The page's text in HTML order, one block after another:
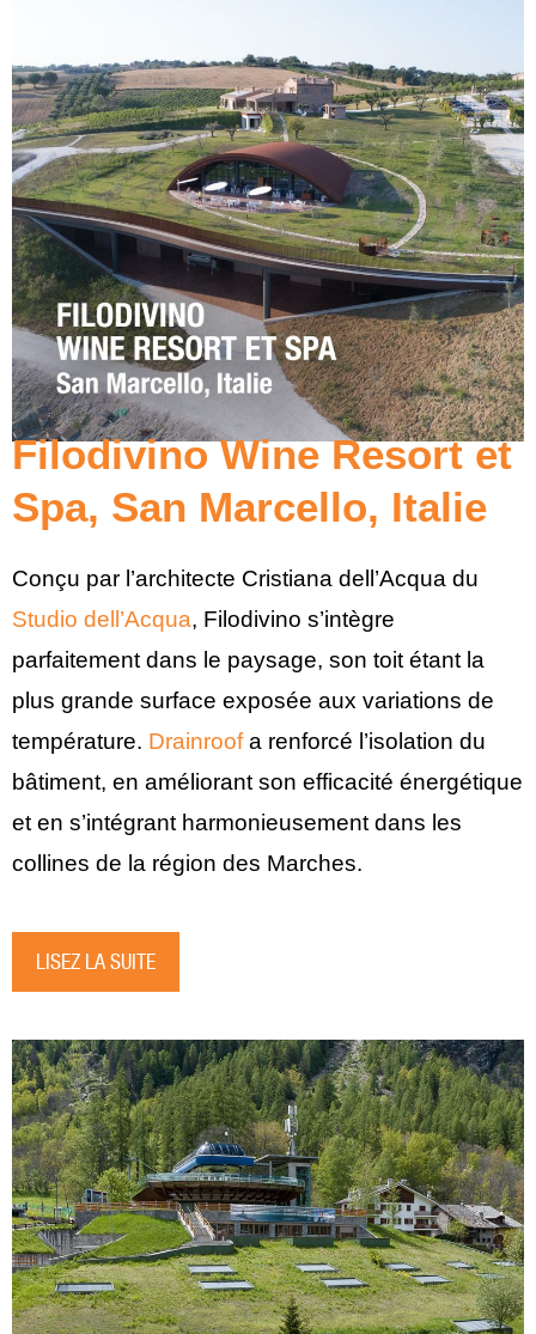
Filodivino Wine Resort et
Spa, San Marcello, Italie
Conçu par l’architecte Cristiana dell’Acqua du
Studio dell’Acqua, Filodivino s’intègre
parfaitement dans le paysage, son toit étant la
plus grande surface exposée aux variations de
température. Drainroofa renforcé l’isolation du
bâtiment, en améliorant son efficacité énergétique
et en s’intégrant harmonieusement dans les
collines de la région des Marches.
LISEZ LA SUITE